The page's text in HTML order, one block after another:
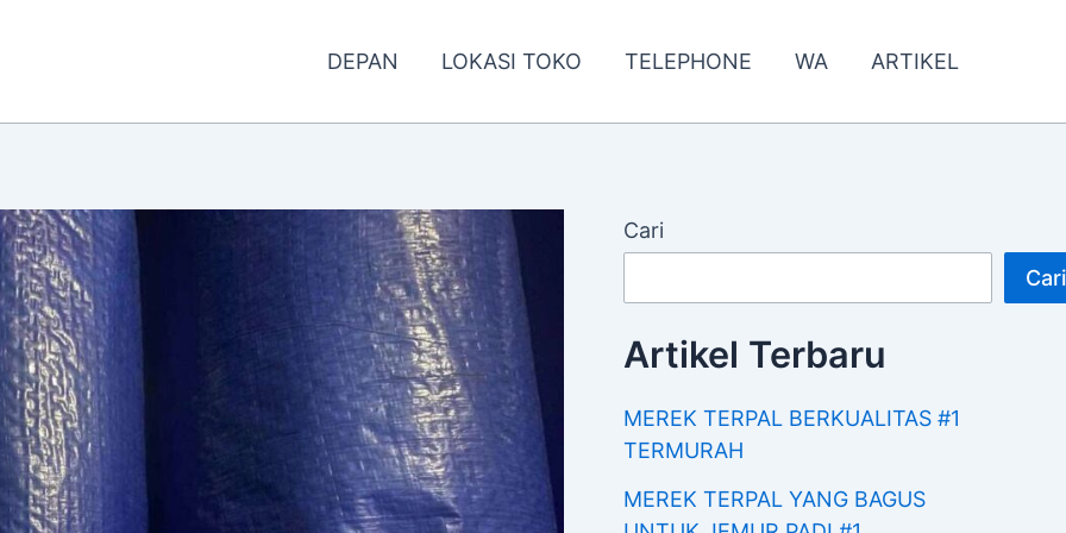
DEPAN LOKASI TOKO TELEPHONE WA ARTIKEL
Cari
Cari
Artikel Terbaru
MEREK TERPAL BERKUALITAS #1
TERMURAH
MEREK TERPAL YANG BAGUS